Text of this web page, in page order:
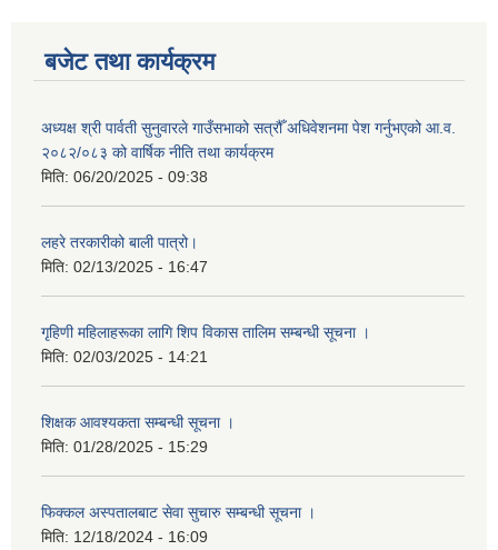
बजेट तथा कार्यक्रम
अध्यक्ष श्री पार्वती सुनुवारले गाउँसभाको सत्रौँ अधिवेशनमा पेश गर्नुभएको आ.व.
२०८२/०८३ को वार्षिक नीति तथा कार्यक्रम
मिति: 06/20/2025 - 09:38
लहरे तरकारीको बाली पात्रो।
मिति: 02/13/2025 - 16:47
गृहिणी महिलाहरूका लागि शिप विकास तालिम सम्बन्धी सूचना ‌।
मिति: 02/03/2025 - 14:21
शिक्षक आवश्यकता सम्बन्धी सूचना ।
मिति: 01/28/2025 - 15:29
फिक्कल अस्पतालबाट सेवा सुचारु सम्बन्धी सूचना ।
मिति: 12/18/2024 - 16:09